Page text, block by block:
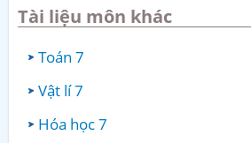
Tài liệu môn khác
Toán 7
Vật lí 7
Hóa học 7